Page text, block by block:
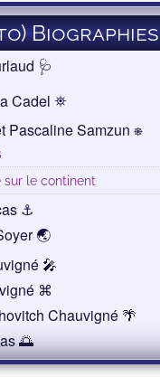
Biographies
🩺
Cadel ⛯
Pascaline Samzun ⎈
sur le continent
⚓
🌏
🎤
⌘
Chauvigné 🌴
🌅